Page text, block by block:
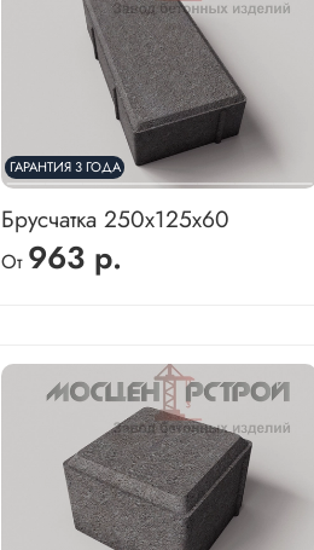
ГАРАНТИЯ 3 ГОДА
Брусчатка 250х125х60
От 963 р.